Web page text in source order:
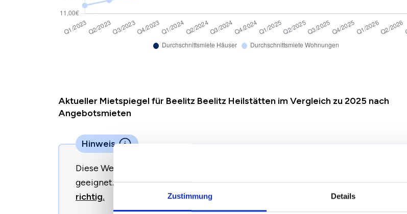
Zustimmung Details
Aktueller Mietspiegel für Beelitz Beelitz Heilstätten im Vergleich zu 2025 nach
Angebotsmieten
Hinweis
Diese Werte sind nicht direkt zur Begründung einer Mieterhöhung nach § 558 BGB
geeignet.So begründen Sie eine Mieterhöhung in Beelitz Beelitz Heilstätten
richtig.